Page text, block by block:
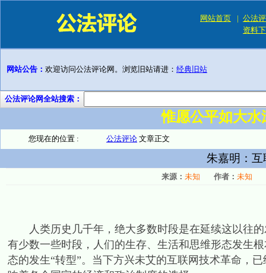
网站首页 | 公法
资料
网站公告： 欢迎访问公法评论网。浏览旧站请进： 经典旧站
公法评论网全站搜索：
惟愿公平如大
您现在的位置 : 公法评论 文章正文
朱嘉明：
来源： 未知 作者： 未知
人类历史几千年，绝大多数时段是在延续这以往的
有少数一些时段，人们的生存、生活和思维形态发生
态的发生“转型”。当下方兴未艾的互联网技术革命，